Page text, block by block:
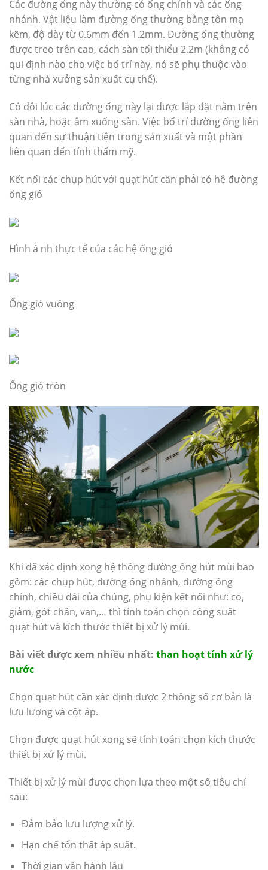
Các đường ống này thường có ống chính và các ống
nhánh. Vật liệu làm đường ống thường bằng tôn mạ
kẽm, độ dày từ 0.6mm đến 1.2mm. Đường ống thường
được treo trên cao, cách sàn tối thiểu 2.2m (không có
qui định nào cho việc bố trí này, nó sẽ phụ thuộc vào
từng nhà xưởng sản xuất cụ thể).
Có đôi lúc các đường ống này lại được lắp đặt nằm trên
sàn nhà, hoặc âm xuống sàn. Việc bố trí đường ống liên
quan đến sự thuận tiện trong sản xuất và một phần
liên quan đến tính thẩm mỹ.
Kết nối các chụp hút với quạt hút cần phải có hệ đường
ống gió
Hình ả nh thực tế của các hệ ống gió
Ống gió vuông
Ống gió tròn
Khi đã xác định xong hệ thống đường ống hút mùi bao
gồm: các chụp hút, đường ống nhánh, đường ống
chính, chiều dài của chúng, phụ kiện kết nối như: co,
giảm, gót chân, van,… thì tính toán chọn công suất
quạt hút và kích thước thiết bị xử lý mùi.
Bài viết được xem nhiều nhất: than hoạt tính xử lý
nước
Chọn quạt hút cần xác định được 2 thông số cơ bản là
lưu lượng và cột áp.
Chọn được quạt hút xong sẽ tính toán chọn kích thước
thiết bị xử lý mùi.
Thiết bị xử lý mùi được chọn lựa theo một số tiêu chí
sau:
Đảm bảo lưu lượng xử lý.
Hạn chế tổn thất áp suất.
Thời gian vận hành lâu